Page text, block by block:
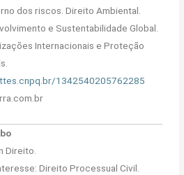
dos riscos. Direito Ambiental.
e Sustentabilidade Global.
Internacionais e Proteção
1342540205762285
Direito.
Direito Processual Civil.